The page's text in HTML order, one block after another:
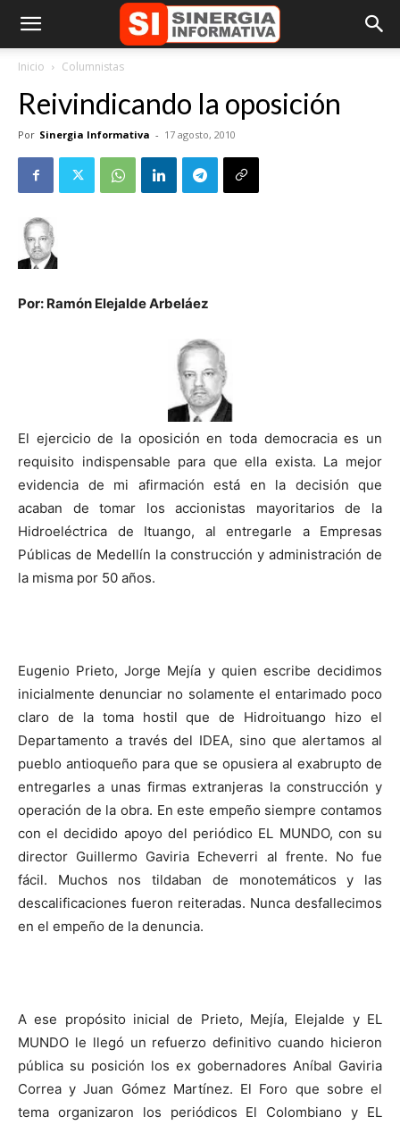
Inicio Columnistas
Reivindicando la oposición
Por Sinergia Informativa - 17 agosto, 2010
Por: Ramón Elejalde Arbeláez
El ejercicio de la oposición en toda democracia es un
requisito indispensable para que ella exista. La mejor
evidencia de mi afirmación está en la decisión que
acaban de tomar los accionistas mayoritarios de la
Hidroeléctrica de Ituango, al entregarle a Empresas
Públicas de Medellín la construcción y administración de
la misma por 50 años.
Eugenio Prieto, Jorge Mejía y quien escribe decidimos
inicialmente denunciar no solamente el entarimado poco
claro de la toma hostil que de Hidroituango hizo el
Departamento a través del IDEA, sino que alertamos al
pueblo antioqueño para que se opusiera al exabrupto de
entregarles a unas firmas extranjeras la construcción y
operación de la obra. En este empeño siempre contamos
con el decidido apoyo del periódico EL MUNDO, con su
director Guillermo Gaviria Echeverri al frente. No fue
fácil. Muchos nos tildaban de monotemáticos y las
descalificaciones fueron reiteradas. Nunca desfallecimos
en el empeño de la denuncia.
A ese propósito inicial de Prieto, Mejía, Elejalde y EL
MUNDO le llegó un refuerzo definitivo cuando hicieron
pública su posición los ex gobernadores Aníbal Gaviria
Correa y Juan Gómez Martínez. El Foro que sobre el
tema organizaron los periódicos El Colombiano y EL